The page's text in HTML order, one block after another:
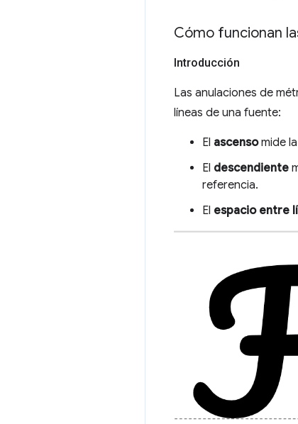
Cómo funcionan
Introducción
Las anulaciones de
líneas de una fuente:
El ascensomide
El descendiente
referencia.
El espacio entre